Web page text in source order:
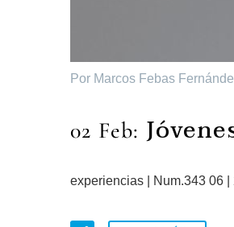
Por Marcos Febas
02 Feb:
experiencias | Num.343 06